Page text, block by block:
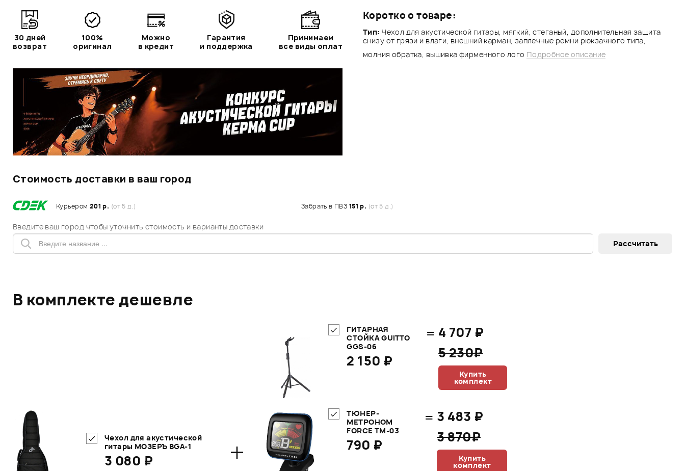
Коротко о товаре:
Тип: Чехол для акустической гитары, мягкий, стеганый, дополнительная защита
снизу от грязи и влаги, внешний карман, заплечные ремни рюкзачного типа,
молния обратка, вышивка фирменного лого Подробное описание
30 дней
возврат
100%
оригинал
Можно
в кредит
Гарантия
и поддержка
Принимаем
все виды оплат
Стоимость доставки в ваш город
Курьером 201 р. (от 5 д.) Забрать в ПВЗ 151 р. (от 5 д.)
Введите ваш город чтобы уточнить стоимость и варианты доставки
В комплекте дешевле
Чехол для акустической
гитары МОЗЕРЪ BGA-1
3 080 ₽ +
ГИТАРНАЯ
СТОЙКА GUITTO
GGS-06
2 150 ₽
= 4 707 ₽
5 230₽
Купить
комплект
ТЮНЕР-
МЕТРОНОМ
FORCE TM-03
790 ₽
= 3 483 ₽
3 870₽
Купить
комплект